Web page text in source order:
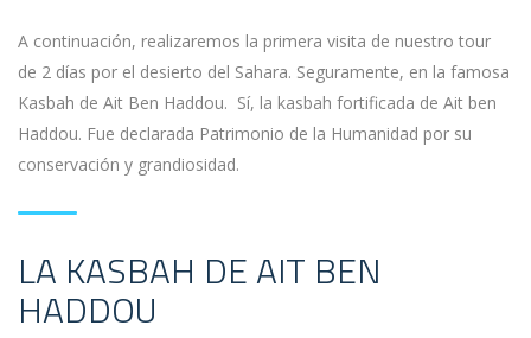
A continuación, realizaremos la primera visita de nuestro tour
de 2 días por el desierto del Sahara. Seguramente, en la famosa
Kasbah de Ait Ben Haddou. Sí, la kasbah fortificada de Ait ben
Haddou. Fue declarada Patrimonio de la Humanidad por su
conservación y grandiosidad.
LA KASBAH DE AIT BEN
HADDOU